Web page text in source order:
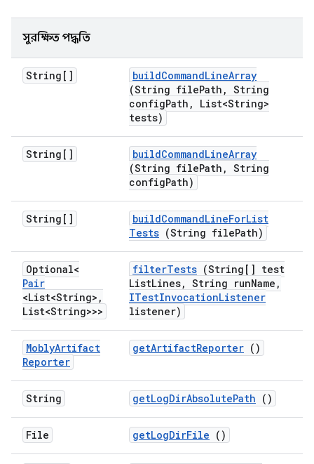
সুরক্ষিত পদ্ধতি
String[] buildCommandLineArray
(String filePath , String
configPath ,
List<String>
tests)
String[] buildCommandLineArray
(String filePath , String
configPath)
String[] buildCommandLineForList
Tests (String filePath)
Optional<
Pair
<List<String> ,
List<String>>>
filterTests (String[] test
ListLines, String runName ,
ITestInvocationListener
listener)
MoblyArtifact
Reporter
getArtifactReporter ()
String getLogDirAbsolutePath ()
File getLogDirFile ()